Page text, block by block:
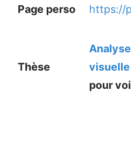
Page perso https://
Thèse
pour